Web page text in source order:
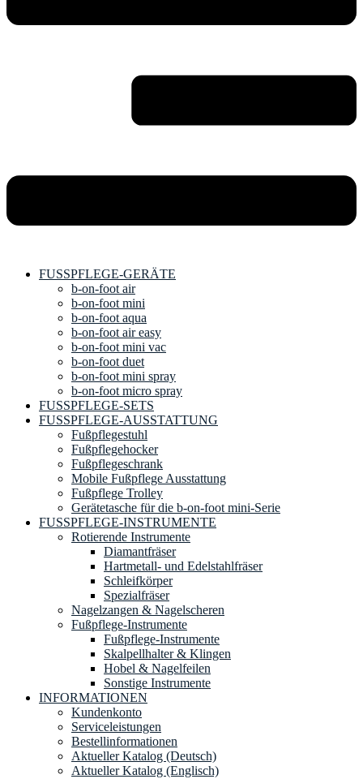
FUSSPFLEGE-GERÄTE
b-on-foot air
b-on-foot mini
b-on-foot aqua
b-on-foot air easy
b-on-foot mini vac
b-on-foot duet
b-on-foot mini spray
b-on-foot micro spray
FUSSPFLEGE-SETS
FUSSPFLEGE-AUSSTATTUNG
Fußpflegestuhl
Fußpflegehocker
Fußpflegeschrank
Mobile Fußpflege Ausstattung
Fußpflege Trolley
Gerätetasche für die b-on-foot mini-Serie
FUSSPFLEGE-INSTRUMENTE
Rotierende Instrumente
Diamantfräser
Hartmetall- und Edelstahlfräser
Schleifkörper
Spezialfräser
Nagelzangen & Nagelscheren
Fußpflege-Instrumente
Fußpflege-Instrumente
Skalpellhalter & Klingen
Hobel & Nagelfeilen
Sonstige Instrumente
INFORMATIONEN
Kundenkonto
Serviceleistungen
Bestellinformationen
Aktueller Katalog (Deutsch)
Aktueller Katalog (Englisch)